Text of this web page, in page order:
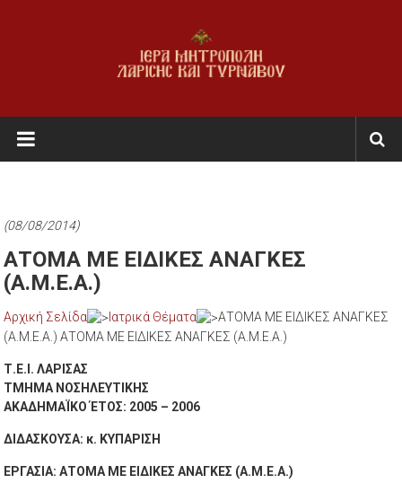
Ι.Μ.
Λαρίσης
Τυρνάβου
Εκκλησία
της
Ελλάδος
(08/08/2014)
ΑΤΟΜΑ ΜΕ ΕΙΔΙΚΕΣ ΑΝΑΓΚΕΣ
(Α.Μ.Ε.Α.)
Αρχική Σελίδα Ιατρικά Θέματα
ΑΤΟΜΑ ΜΕ ΕΙΔΙΚΕΣ ΑΝΑΓΚΕΣ
(Α.Μ.Ε.Α.) ΑΤΟΜΑ ΜΕ ΕΙΔΙΚΕΣ ΑΝΑΓΚΕΣ (Α.Μ.Ε.Α.)
Τ.Ε.Ι. ΛΑΡΙΣΑΣ
ΤΜΗΜΑ ΝΟΣΗΛΕΥΤΙΚΗΣ
ΑΚΑΔΗΜΑΪΚΟ ΈΤΟΣ: 2005 – 2006
ΔΙΔΑΣΚΟΥΣΑ: κ. ΚΥΠΑΡΙΣΗ
ΕΡΓΑΣΙΑ: ΑΤΟΜΑ ΜΕ ΕΙΔΙΚΕΣ ΑΝΑΓΚΕΣ (Α.Μ.Ε.Α.)